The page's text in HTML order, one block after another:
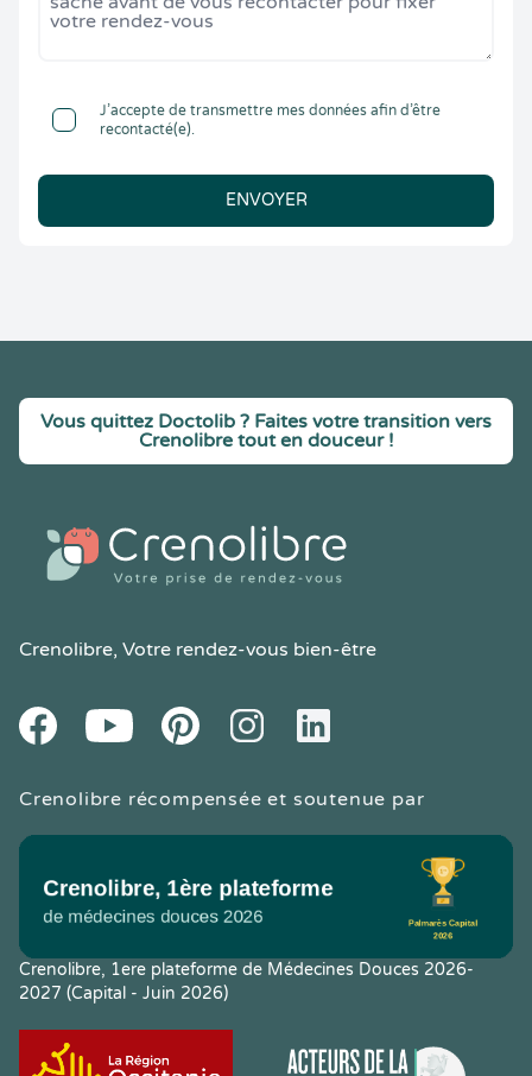
J’accepte de transmettre mes données afin d’être
recontacté(e).
ENVOYER
Vous quittez Doctolib ? Faites votre transition vers
Crenolibre tout en douceur !
Crenolibre, Votre rendez-vous bien-être
FacebookYoutube PinteresetInstagramLinkedIn
Crenolibre récompensée et soutenue par
Crenolibre, 1ere plateforme de Médecines Douces 2026-
2027 (Capital - Juin 2026)